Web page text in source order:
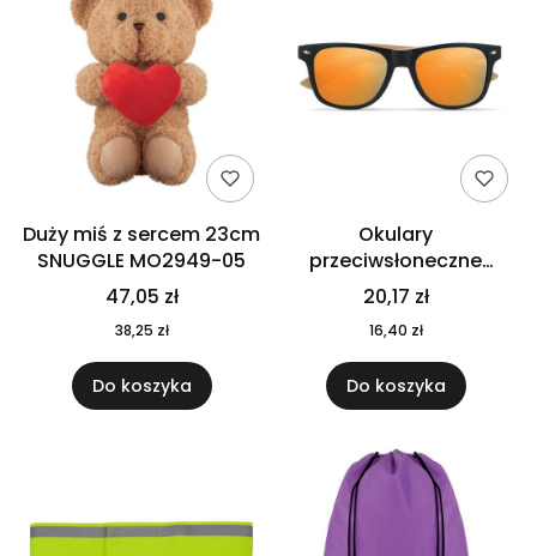
Duży miś z sercem 23cm
SNUGGLE MO2949-05
47,05 zł
38,25 zł
Do koszyka
Okulary
przeciwsłoneczne
CALIFORNIA TOUCH
MO9617-10
20,17 zł
16,40 zł
Do koszyka